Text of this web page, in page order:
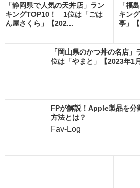
「静岡県で人気の天丼店」ラン
キングTOP10！ 1位は「ごは
ん屋さくら」【202...
「福
キン
亭」
「岡山県のかつ丼の名店
位は「やまと」【2023年1
FPが解説！Apple製品を分
方法とは？
Fav-Log